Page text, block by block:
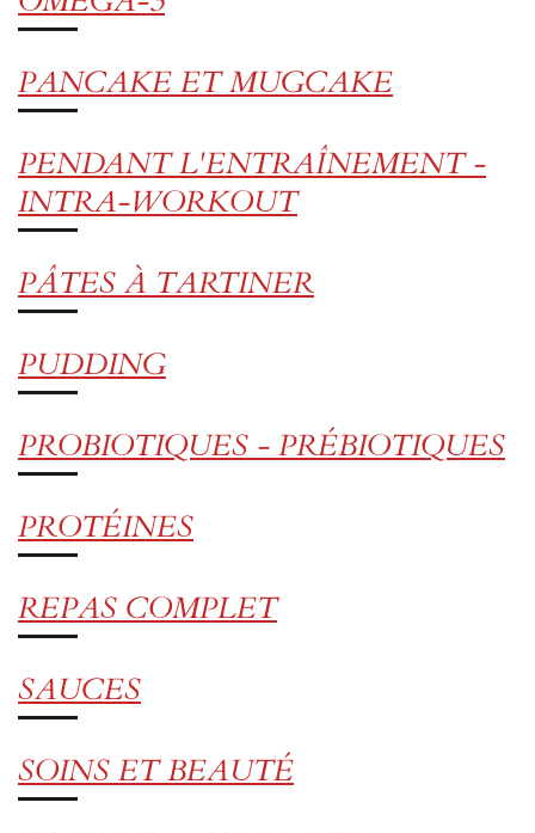
PANCAKE ET MUGCAKE
PENDANT L'ENTRAÎNEMENT -
INTRA-WORKOUT
PÂTES À TARTINER
PUDDING
PROBIOTIQUES - PRÉBIOTIQUES
PROTÉINES
REPAS COMPLET
SAUCES
SOINS ET BEAUTÉ